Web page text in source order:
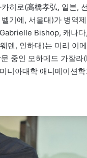
히로(高橋孝弘, 일본,
기에, 서울대)가 병역
Bishop, 캐나
덴, 인하대)는 미리 이
중인 모하메드 가잘라
니아대학 애니메이션